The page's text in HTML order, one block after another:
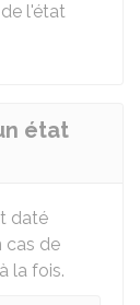
l'état
état
daté
cas de
la fois.